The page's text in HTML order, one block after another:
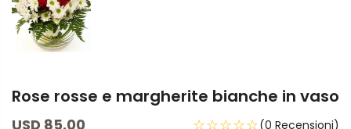
Rose rosse e margherite bianche in vaso
USD 85.00 ☆☆☆☆☆(0 Recensioni)